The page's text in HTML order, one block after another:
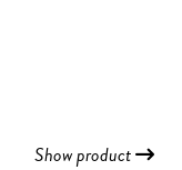
Show product